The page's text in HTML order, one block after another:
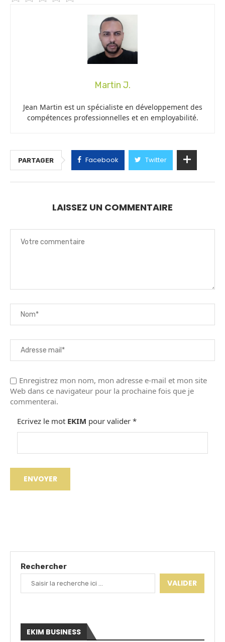
Martin J.
Jean Martin est un spécialiste en développement des
compétences professionnelles et en employabilité.
PARTAGER Facebook Twitter
LAISSEZ UN COMMENTAIRE
Enregistrez mon nom, mon adresse e-mail et mon site
Web dans ce navigateur pour la prochaine fois que je
commenterai.
Ecrivez le mot EKIM pour valider *
Rechercher
VALIDER
EKIM BUSINESS